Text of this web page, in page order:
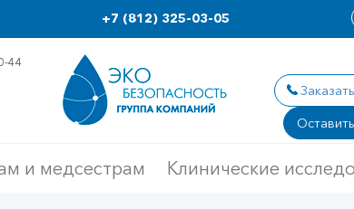
+7 (812) 325-03-05
44
и медсестрам Клинические